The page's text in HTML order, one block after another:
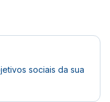
sociais da sua